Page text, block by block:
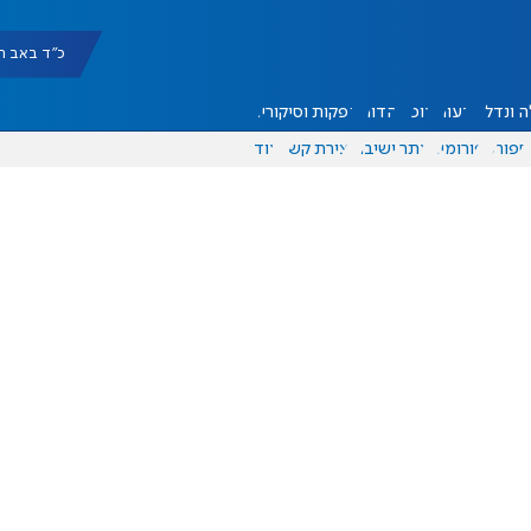
כ"ד באב תשפ"ו
ונדל"ן דעות אוכל יהדות הפקות וסיקורים
ספורט פורומים אתר ישיבה יצירת קשר עוד